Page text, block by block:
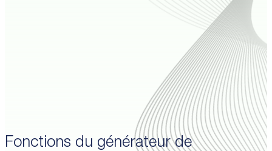
Fonctions du générateur de